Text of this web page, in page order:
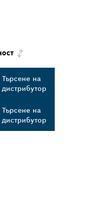
Търсене на
дистрибутор
Търсене на
дистрибутор